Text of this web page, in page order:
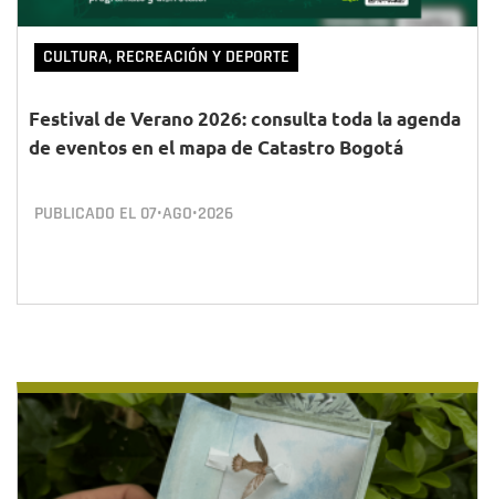
CULTURA, RECREACIÓN Y DEPORTE
Festival de Verano 2026: consulta toda la agenda
de eventos en el mapa de Catastro Bogotá
PUBLICADO EL 07•AGO•2026